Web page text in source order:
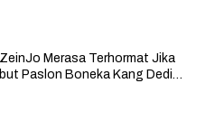
Merasa Terhormat Jika
Paslon Boneka Kang Dedi